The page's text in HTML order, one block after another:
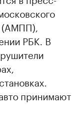
(АМПП),
РБК. В
принимают